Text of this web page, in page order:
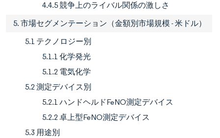
4.4.5 競争上のライバル関係の激しさ
5. 市場セグメンテーション（金額別市場規模 - 米ドル）
5.1 テクノロジー別
5.1.1 化学発光
5.1.2 電気化学
5.2 測定デバイス別
5.2.1 ハンドヘルドFeNO測定デバイス
5.2.2 卓上型FeNO測定デバイス
5.3 用途別